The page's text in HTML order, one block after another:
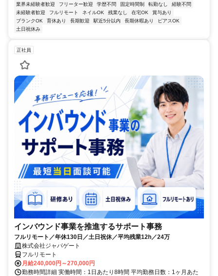
業界未経験者歓迎 フリーター歓迎 学歴不問 固定時間制 転勤なし
経験不問
未経験者歓迎
フルリモート ネイルOK 残業なし 在宅OK
賞与あり
ブランクOK
育休あり 長期歓迎 駅近5分以内 長期休暇あり
ピアスOK
土日祝休み
正社員
インバウンド事業を推進するサポート事務
フルリモート／年休130日／土日祝休／平均残業12h／24万
株式会社ジャパゲート
フルリモート
月給240,000円～270,000円
勤務時間詳細 実働時間：1日あたり8時間 平均勤務日数：1ヶ月あた